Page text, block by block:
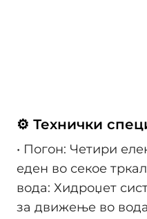
⚙️ Технички
• Погон: Четири
еден во секое
вода: Хидроџет
за движење во